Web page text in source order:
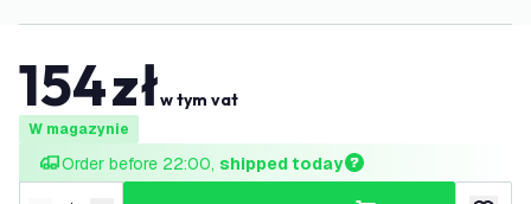
154złw tym vat
W magazynie
Order before 22:00, shipped today